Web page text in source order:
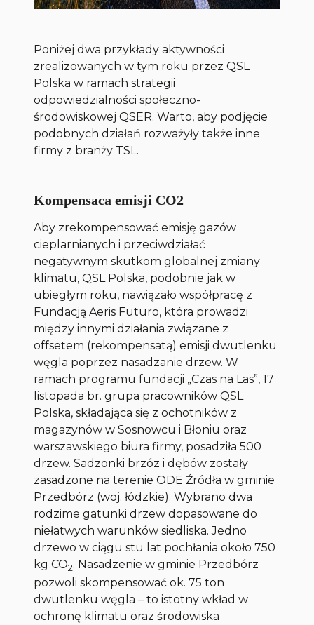
Poniżej dwa przykłady aktywności
zrealizowanych w tym roku przez QSL
Polska w ramach strategii
odpowiedzialności społeczno-
środowiskowej QSER. Warto, aby podjęcie
podobnych działań rozważyły także inne
firmy z branży TSL.
Kompensaca emisji CO2
Aby zrekompensować emisję gazów
cieplarnianych i przeciwdziałać
negatywnym skutkom globalnej zmiany
klimatu, QSL Polska, podobnie jak w
ubiegłym roku, nawiązało współpracę z
Fundacją Aeris Futuro, która prowadzi
między innymi działania związane z
offsetem (rekompensatą) emisji dwutlenku
węgla poprzez nasadzanie drzew. W
ramach programu fundacji „Czas na Las”, 17
listopada br. grupa pracowników QSL
Polska, składająca się z ochotników z
magazynów w Sosnowcu i Błoniu oraz
warszawskiego biura firmy, posadziła 500
drzew. Sadzonki brzóz i dębów zostały
zasadzone na terenie ODE Źródła w gminie
Przedbórz (woj. łódzkie). Wybrano dwa
rodzime gatunki drzew dopasowane do
niełatwych warunków siedliska. Jedno
drzewo w ciągu stu lat pochłania około 750
kg CO2. Nasadzenie w gminie Przedbórz
pozwoli skompensować ok. 75 ton
dwutlenku węgla – to istotny wkład w
ochronę klimatu oraz środowiska